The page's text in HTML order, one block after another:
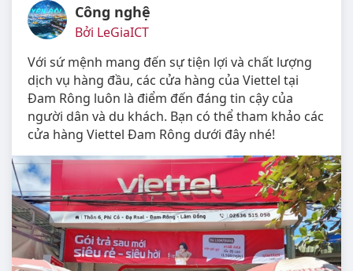
Công nghệ
Bởi LeGiaICT
Với sứ mệnh mang đến sự tiện lợi và chất lượng
dịch vụ hàng đầu, các cửa hàng của Viettel tại
Đam Rông luôn là điểm đến đáng tin cậy của
người dân và du khách. Bạn có thể tham khảo các
cửa hàng Viettel Đam Rông dưới đây nhé!